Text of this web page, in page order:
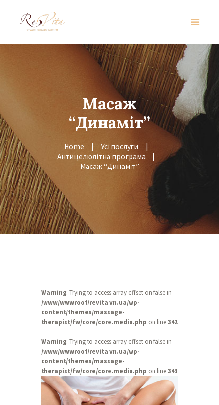
Масаж
“Динаміт”
Home
Усі послуги
Антицелюлітна програма
Масаж “Динаміт”
Warning: Trying to access array offset on false in
/www/wwwroot/revita.vn.ua/wp-
content/themes/massage-
therapist/fw/core/core.media.php on line342
Warning: Trying to access array offset on false in
/www/wwwroot/revita.vn.ua/wp-
content/themes/massage-
therapist/fw/core/core.media.php on line343